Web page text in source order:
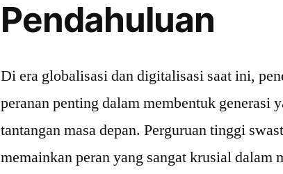
Pendahuluan
Di era globalisasi dan digitalisasi saat ini,
peranan penting dalam membentuk generasi
tantangan masa depan. Perguruan tinggi
memainkan peran yang sangat krusial dalam